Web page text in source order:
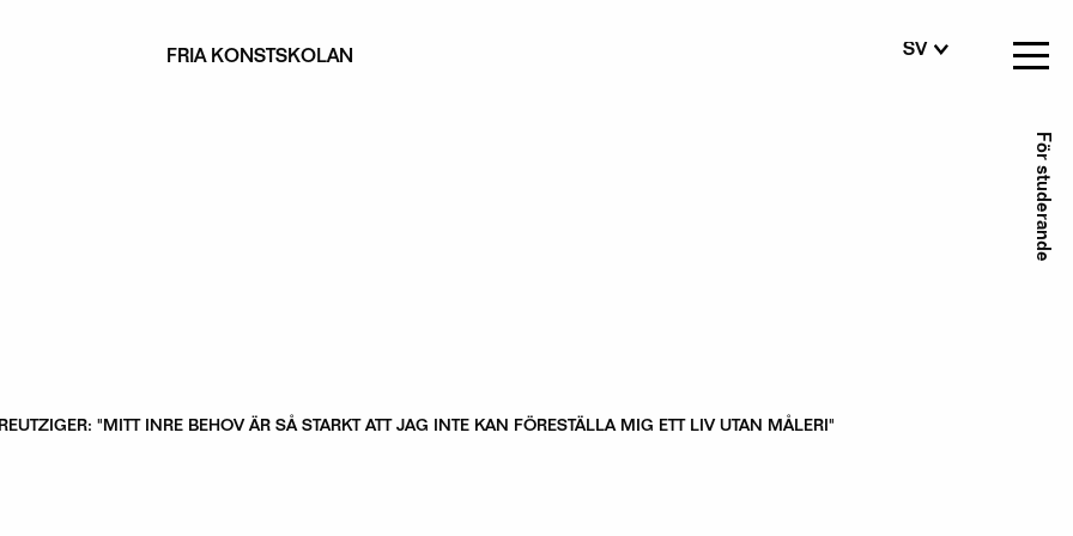
FRIA KONSTSKOLAN
SV
För studerande
"MITT INRE BEHOV ÄR SÅ STARKT ATT JAG INTE KAN FÖRESTÄLLA MIG ETT LIV UTAN MÅLERI"